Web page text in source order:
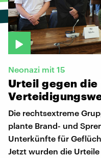
Neonazi mit 15
Urteil gegen die
Die rechtsextreme
plante Brand- und
Unterkünfte für
Jetzt wurden die